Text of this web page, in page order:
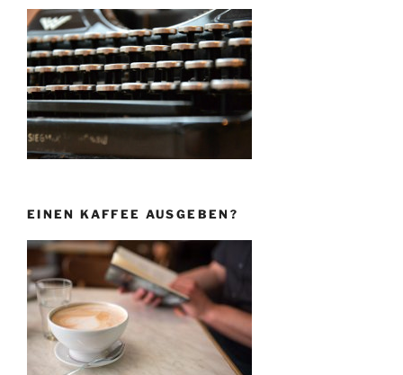
EINEN KAFFEE AUSGEBEN?